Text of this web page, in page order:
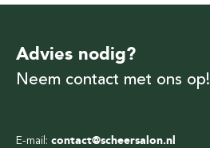
E-mail: contact@scheersalon.nl
Advies nodig?
Neem contact met ons op!